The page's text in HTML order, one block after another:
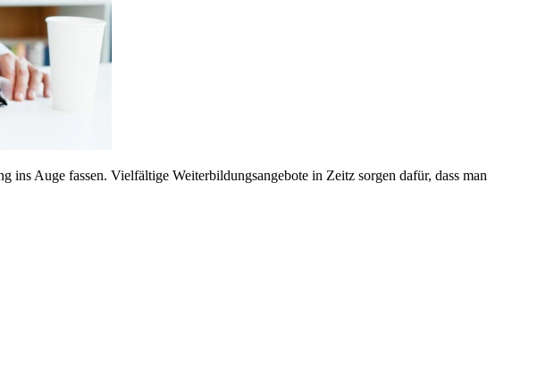
Auge fassen. Vielfältige Weiterbildungsangebote in Zeitz sorgen dafür, dass man